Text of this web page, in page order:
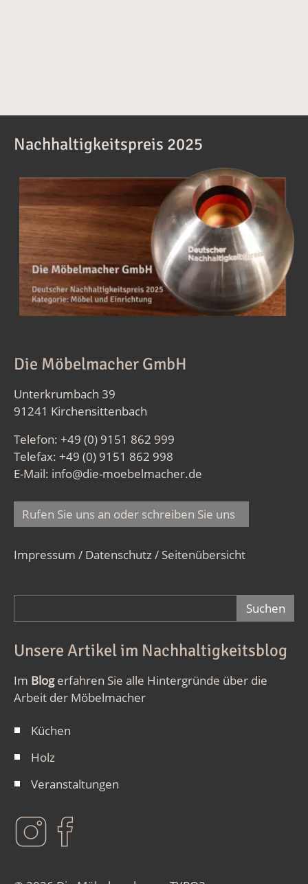
Nachhaltigkeitspreis 2025
Die Möbelmacher GmbH
Unterkrumbach 39
91241 Kirchensittenbach
Telefon: +49 (0) 9151 862 999
Telefax: +49 (0) 9151 862 998
E-Mail: info@die-moebelmacher.de
Rufen Sie uns an oder schreiben Sie uns
Impressum / Datenschutz/ Seitenübersicht
Unsere Artikel im Nachhaltigkeitsblog
Im Blogerfahren Sie alle Hintergründe über die
Arbeit der Möbelmacher
Küchen
Holz
Veranstaltungen